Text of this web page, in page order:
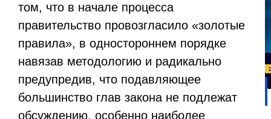
том, что в начале процесса
правительство провозгласило «золотые
правила», в одностороннем порядке
навязав методологию и радикально
предупредив, что подавляющее
большинство глав закона не подлежат
обсуждению, особенно наиболее